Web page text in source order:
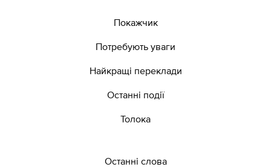
Покажчик
Потребують уваги
Найкращі переклади
Останні події
Толока
Останні слова